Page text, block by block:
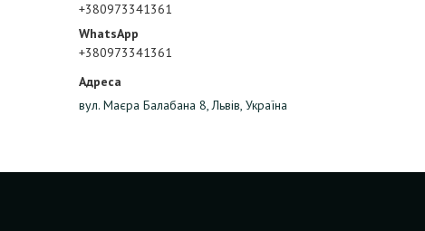
+380973341361
+380973341361
вул. Маєра Балабана 8, Львів, Україна